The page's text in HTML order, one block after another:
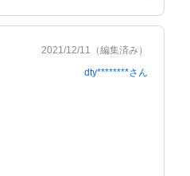
2021/12/11 （編集済み）
dty********さん